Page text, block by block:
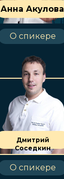
Анна Акулова
О спикере
Дмитрий
Соседкин
О спикере